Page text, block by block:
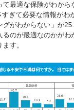
最適な保険がわから
ぎて必要な情報がわ
グがわからない」が
るのが最適なのかが
す。